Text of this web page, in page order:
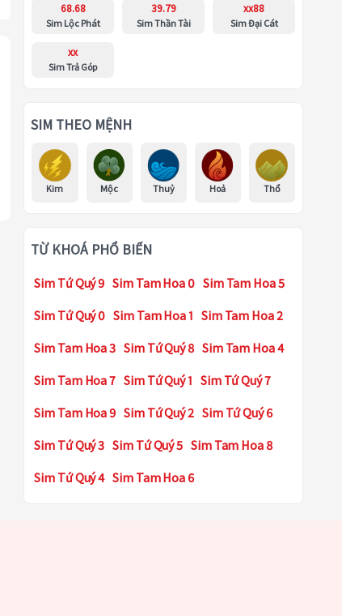
68.68
Sim Lộc Phát
39.79
Sim Thần Tài
xx88
Sim Đại Cát
xx
Sim Trả Góp
SIM THEO MỆNH
Kim Mộc Thuỷ Hoả Thổ
TỪ KHOÁ PHỔ BIẾN
Sim Tứ Quý 9 Sim Tam Hoa 0 Sim Tam Hoa 5
Sim Tứ Quý 0 Sim Tam Hoa 1 Sim Tam Hoa 2
Sim Tam Hoa 3 Sim Tứ Quý 8 Sim Tam Hoa 4
Sim Tam Hoa 7 Sim Tứ Quý 1 Sim Tứ Quý 7
Sim Tam Hoa 9 Sim Tứ Quý 2 Sim Tứ Quý 6
Sim Tứ Quý 3 Sim Tứ Quý 5 Sim Tam Hoa 8
Sim Tứ Quý 4 Sim Tam Hoa 6